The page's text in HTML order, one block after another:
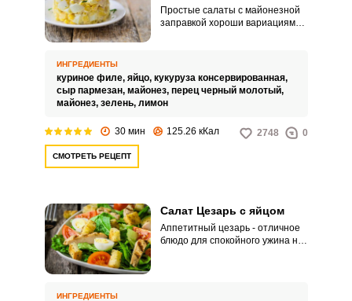
Простые салаты с майонезной
заправкой хороши вариациями
ИНГРЕДИЕНТЫ
куриное филе, яйцо, кукуруза консервированная,
сыр пармезан, майонез, перец черный молотый,
майонез, зелень, лимон
30 мин 125.26 кКал 2748 0
СМОТРЕТЬ РЕЦЕПТ
Салат Цезарь с яйцом
Аппетитный цезарь - отличное
блюдо для спокойного ужина на
ИНГРЕДИЕНТЫ